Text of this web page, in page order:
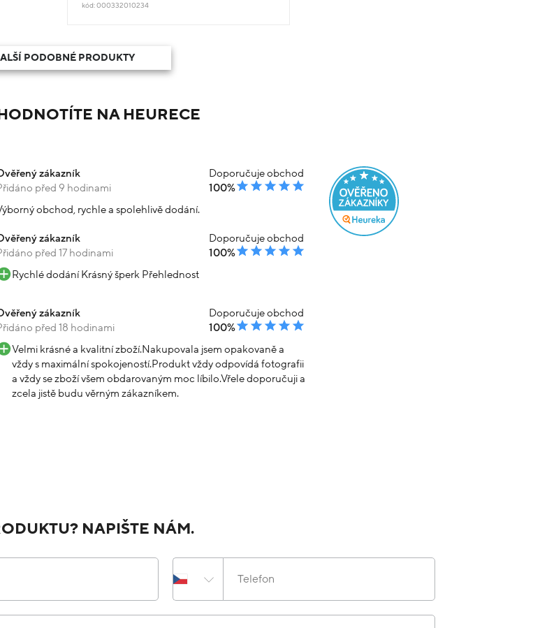
kód: 000332010234
PODOBNÉ PRODUKTY
NA HEURECE
zákazník
před 9 hodinami
Doporučuje obchod
100%
obchod, rychle a spolehlivě dodání.
zákazník
před 17 hodinami
Doporučuje obchod
100%
Rychlé dodání Krásný šperk Přehlednost
zákazník
před 18 hodinami
Doporučuje obchod
100%
Velmi krásné a kvalitní zboží.Nakupovala jsem opakovaně a
vždy s maximální spokojeností.Produkt vždy odpovídá fotografii
a vždy se zboží všem obdarovaným moc líbilo.Vřele doporučuji a
zcela jistě budu věrným zákazníkem.
NAPIŠTE NÁM.
Telefon